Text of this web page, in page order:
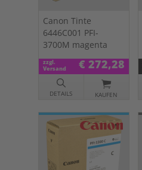
Canon Tinte
6446C001 PFI-
3700M magenta
zzgl.
Versand
€ 272,28
DETAILS KAUFEN